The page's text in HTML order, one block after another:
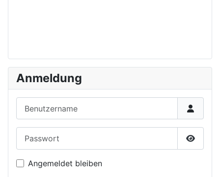
Anmeldung
Angemeldet bleiben